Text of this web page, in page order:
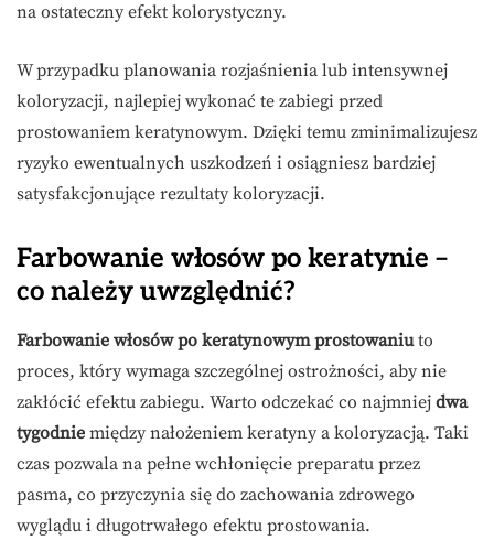
na ostateczny efekt kolorystyczny.
W przypadku planowania rozjaśnienia lub intensywnej
koloryzacji, najlepiej wykonać te zabiegi przed
prostowaniem keratynowym. Dzięki temu zminimalizujesz
ryzyko ewentualnych uszkodzeń i osiągniesz bardziej
satysfakcjonujące rezultaty koloryzacji.
Farbowanie włosów po keratynie –
co należy uwzględnić?
Farbowanie włosów po keratynowym prostowaniuto
proces, który wymaga szczególnej ostrożności, aby nie
zakłócić efektu zabiegu. Warto odczekać co najmniej dwa
tygodnie między nałożeniem keratyny a koloryzacją. Taki
czas pozwala na pełne wchłonięcie preparatu przez
pasma, co przyczynia się do zachowania zdrowego
wyglądu i długotrwałego efektu prostowania.